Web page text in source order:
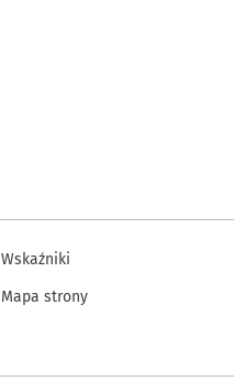
Wskaźniki
Mapa strony